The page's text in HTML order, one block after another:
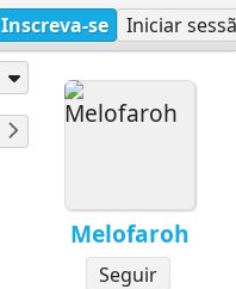
Inscreva-se Iniciar
Melofaroh
Seguir